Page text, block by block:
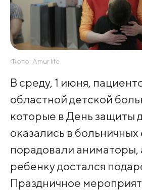
Фото: Amur.life
В среду, 1 июня,
областной детской
которые в День защиты
оказались в больничных
порадовали аниматоры,
ребенку достался
Праздничное